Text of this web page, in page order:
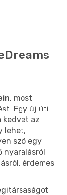
, most
Egy új úti
kedvet az
lehet,
szó egy
nyaralásról
érdemes